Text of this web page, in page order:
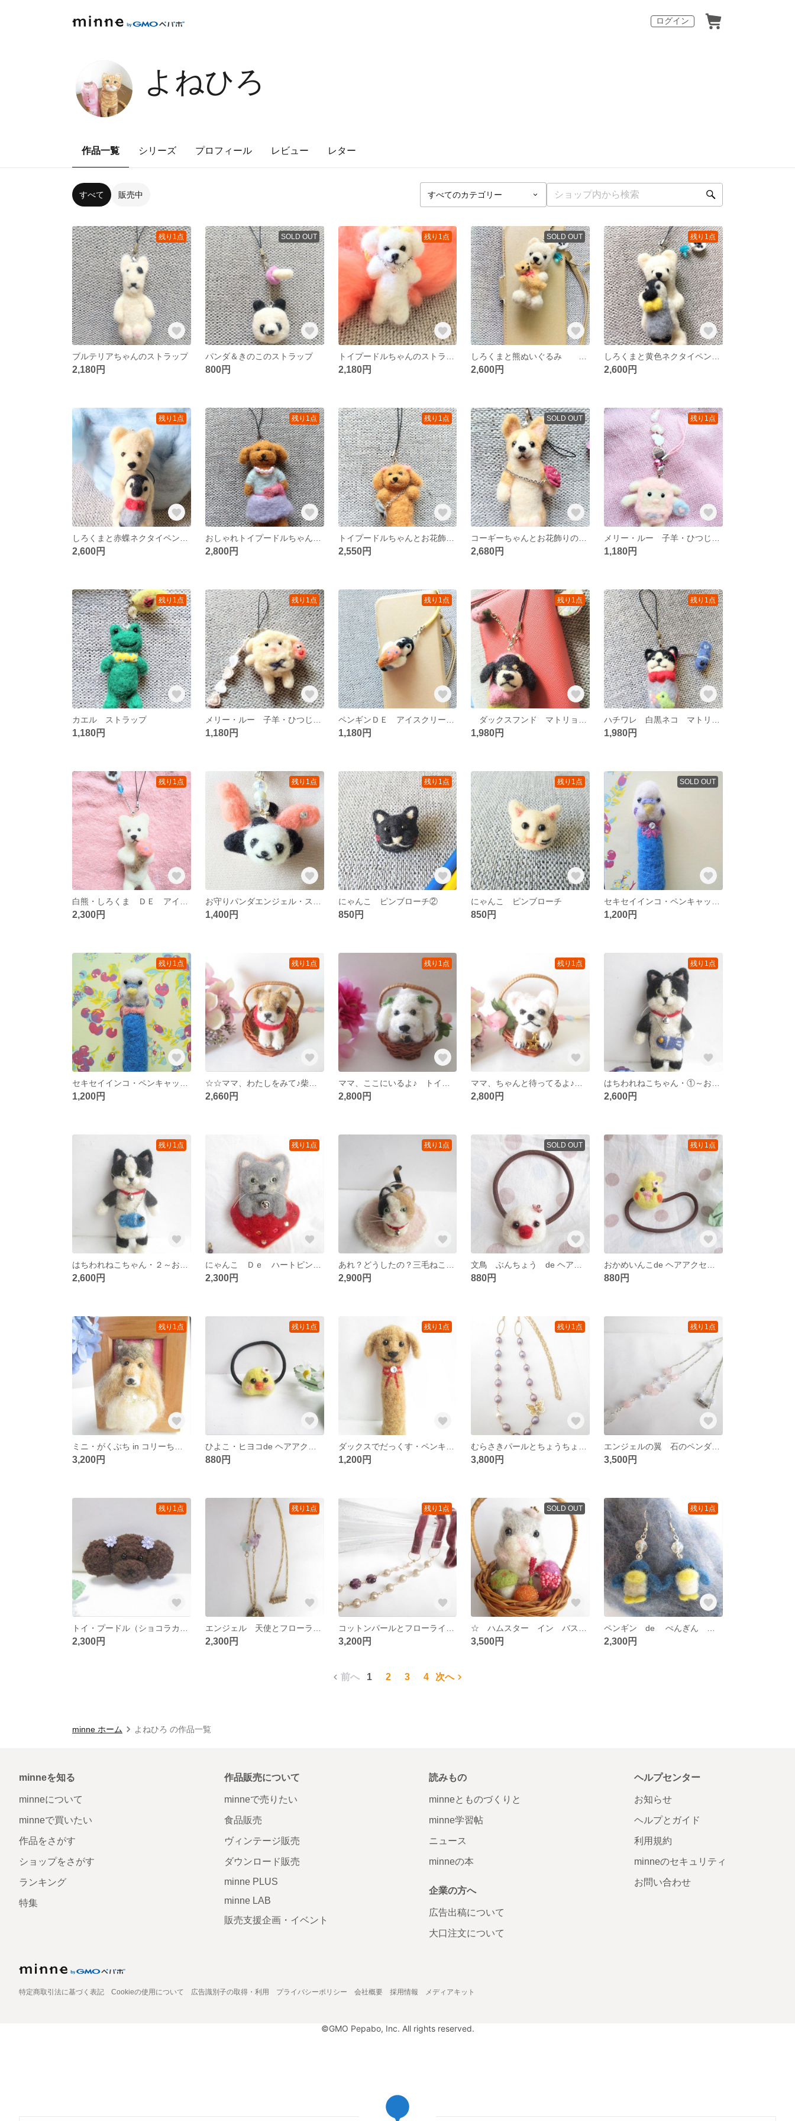
ログイン
よねひろ
作品一覧 シリーズ プロフィール レビュー レター
すべて 販売中
残り1点
ブルテリアちゃんのストラップ
2,180円
SOLD OUT
パンダ＆きのこのストラップ
800円
残り1点
2,180円
SOLD OUT
2,600円
残り1点
2,600円
残り1点
2,600円
残り1点
2,800円
残り1点
トイプードルちゃんとお花飾りのストラップ
2,550円
SOLD OUT
2,680円
残り1点
1,180円
残り1点
カエル ストラップ
1,180円
残り1点
1,180円
残り1点
1,180円
残り1点
1,980円
残り1点
1,980円
残り1点
2,300円
残り1点
1,400円
残り1点
にゃんこ ピンブローチ②
850円
残り1点
にゃんこ ピンブローチ
850円
SOLD OUT
1,200円
残り1点
1,200円
残り1点
2,660円
残り1点
2,800円
残り1点
2,800円
残り1点
2,600円
残り1点
2,600円
残り1点
2,300円
残り1点
2,900円
SOLD OUT
880円
残り1点
880円
残り1点
3,200円
残り1点
880円
残り1点
1,200円
残り1点
3,800円
残り1点
3,500円
残り1点
2,300円
残り1点
2,300円
残り1点
3,200円
SOLD OUT
3,500円
残り1点
2,300円
前へ 1 2 3 4 次へ
minne ホーム よねひろ の作品一覧
minneを知る
minneについて
minneで買いたい
作品をさがす
ショップをさがす
ランキング
特集
作品販売について
minneで売りたい
食品販売
ヴィンテージ販売
ダウンロード販売
minne PLUS
minne LAB
販売支援企画・イベント
読みもの
minneとものづくりと
minne学習帖
ニュース
minneの本
企業の方へ
広告出稿について
大口注文について
ヘルプセンター
お知らせ
ヘルプとガイド
利用規約
minneのセキュリティ
お問い合わせ
特定商取引法に基づく表記 Cookieの使用について 広告識別子の取得・利用 プライバシーポリシー 会社概要 採用情報 メディアキット
©GMO Pepabo, Inc. All rights reserved.